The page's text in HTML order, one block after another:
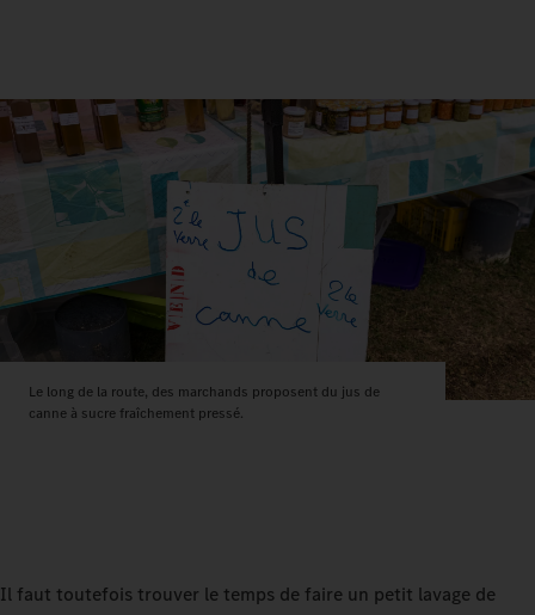
Le long de la route, des marchands proposent du jus de
canne à sucre fraîchement pressé.
Il faut toutefois trouver le temps de faire un petit lavage de